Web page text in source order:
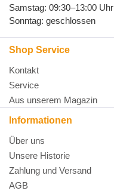
Samstag: 09:30–13:00 Uhr
Sonntag: geschlossen
Shop Service
Kontakt
Service
Aus unserem Magazin
Informationen
Über uns
Unsere Historie
Zahlung und Versand
AGB